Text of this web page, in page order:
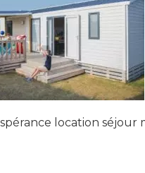
location séjour